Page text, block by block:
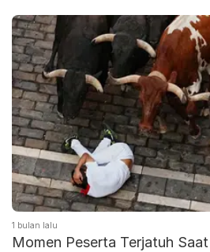
1 bulan lalu
Momen Peserta Terjatuh